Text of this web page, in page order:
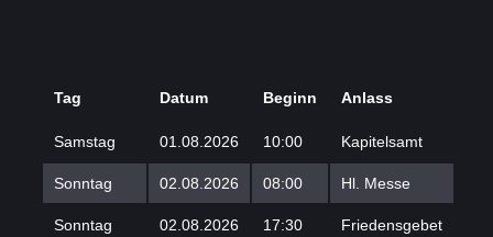
Tag Datum Beginn Anlass
Samstag 01.08.2026 10:00 Kapitelsamt
Sonntag 02.08.2026 08:00 Hl. Messe
Sonntag 02.08.2026 17:30 Friedensgebet